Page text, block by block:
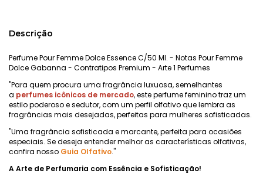
Descrição
Perfume Pour Femme Dolce Essence C/50 Ml. - Notas Pour Femme
Dolce Gabanna - Contratipos Premium - Arte 1 Perfumes
"Para quem procura uma fragrância luxuosa, semelhantes
a perfumes icônicos de mercado, este perfume feminino traz um
estilo poderoso e sedutor, com um perfil olfativo que lembra as
fragrâncias mais desejadas, perfeitas para mulheres sofisticadas.
"Uma fragrância sofisticada e marcante, perfeita para ocasiões
especiais. Se deseja entender melhor as características olfativas,
confira nosso Guia Olfativo."
A Arte de Perfumaria com Essência e Sofisticação!